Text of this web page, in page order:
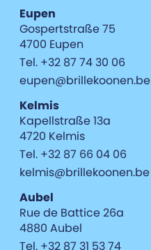
Eupen
Gospertstraße 75
4700 Eupen
Tel. +32 87 74 30 06
eupen@brillekoonen.be
Kelmis
Kapellstraße 13a
4720 Kelmis
Tel. +32 87 66 04 06
kelmis@brillekoonen.be
Aubel
Rue de Battice 26a
4880 Aubel
Tel. +32 87 31 53 74